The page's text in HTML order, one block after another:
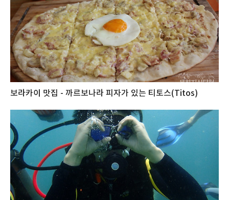
보라카이 맛집 - 까르보나라 피자가 있는 티토스(Titos)